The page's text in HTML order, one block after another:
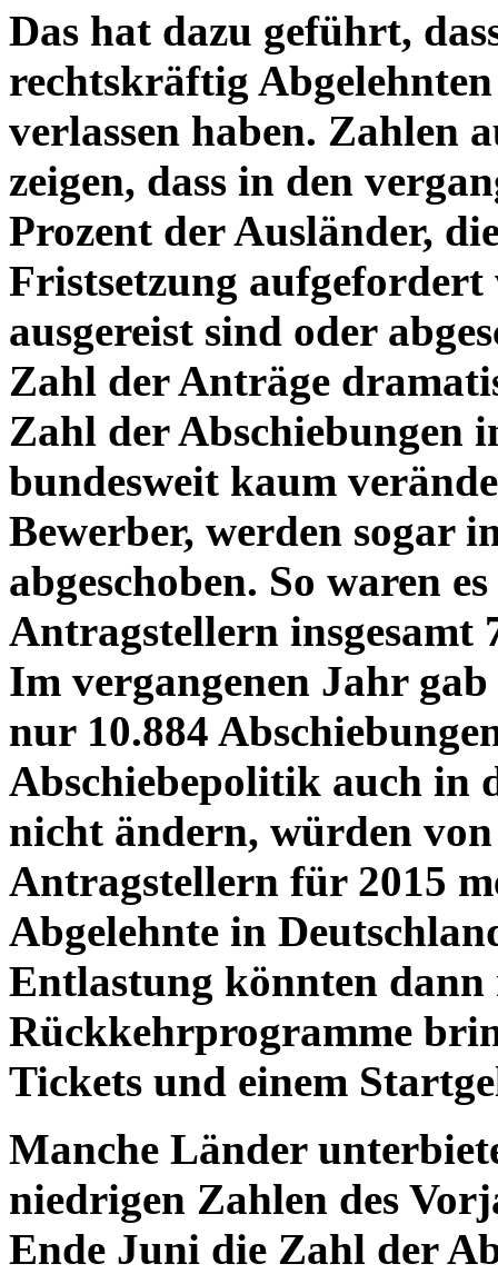
Das hat dazu geführt,
rechtskräftig
verlassen haben. Zahlen
zeigen, dass in den
Prozent der Ausländer,
Fristsetzung
ausgereist sind oder
Zahl der Anträge
Zahl der Abschiebungen
bundesweit kaum
Bewerber, werden sogar
abgeschoben. So waren
Antragstellern insgesamt
Im vergangenen Jahr
nur 10.884
Abschiebepolitik auch in
nicht ändern, würden
Antragstellern für 2015
Abgelehnte in
Entlastung könnten
Rückkehrprogramme
Tickets und einem
Manche Länder
niedrigen Zahlen des
Ende Juni die Zahl der